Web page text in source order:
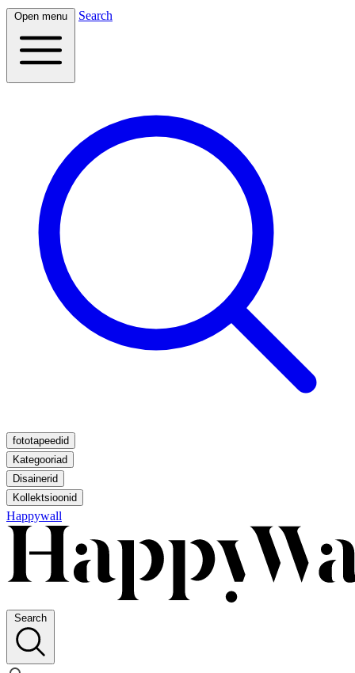
Open menu Search
fototapeedid
Kategooriad
Disainerid
Kollektsioonid
Happywall
Search